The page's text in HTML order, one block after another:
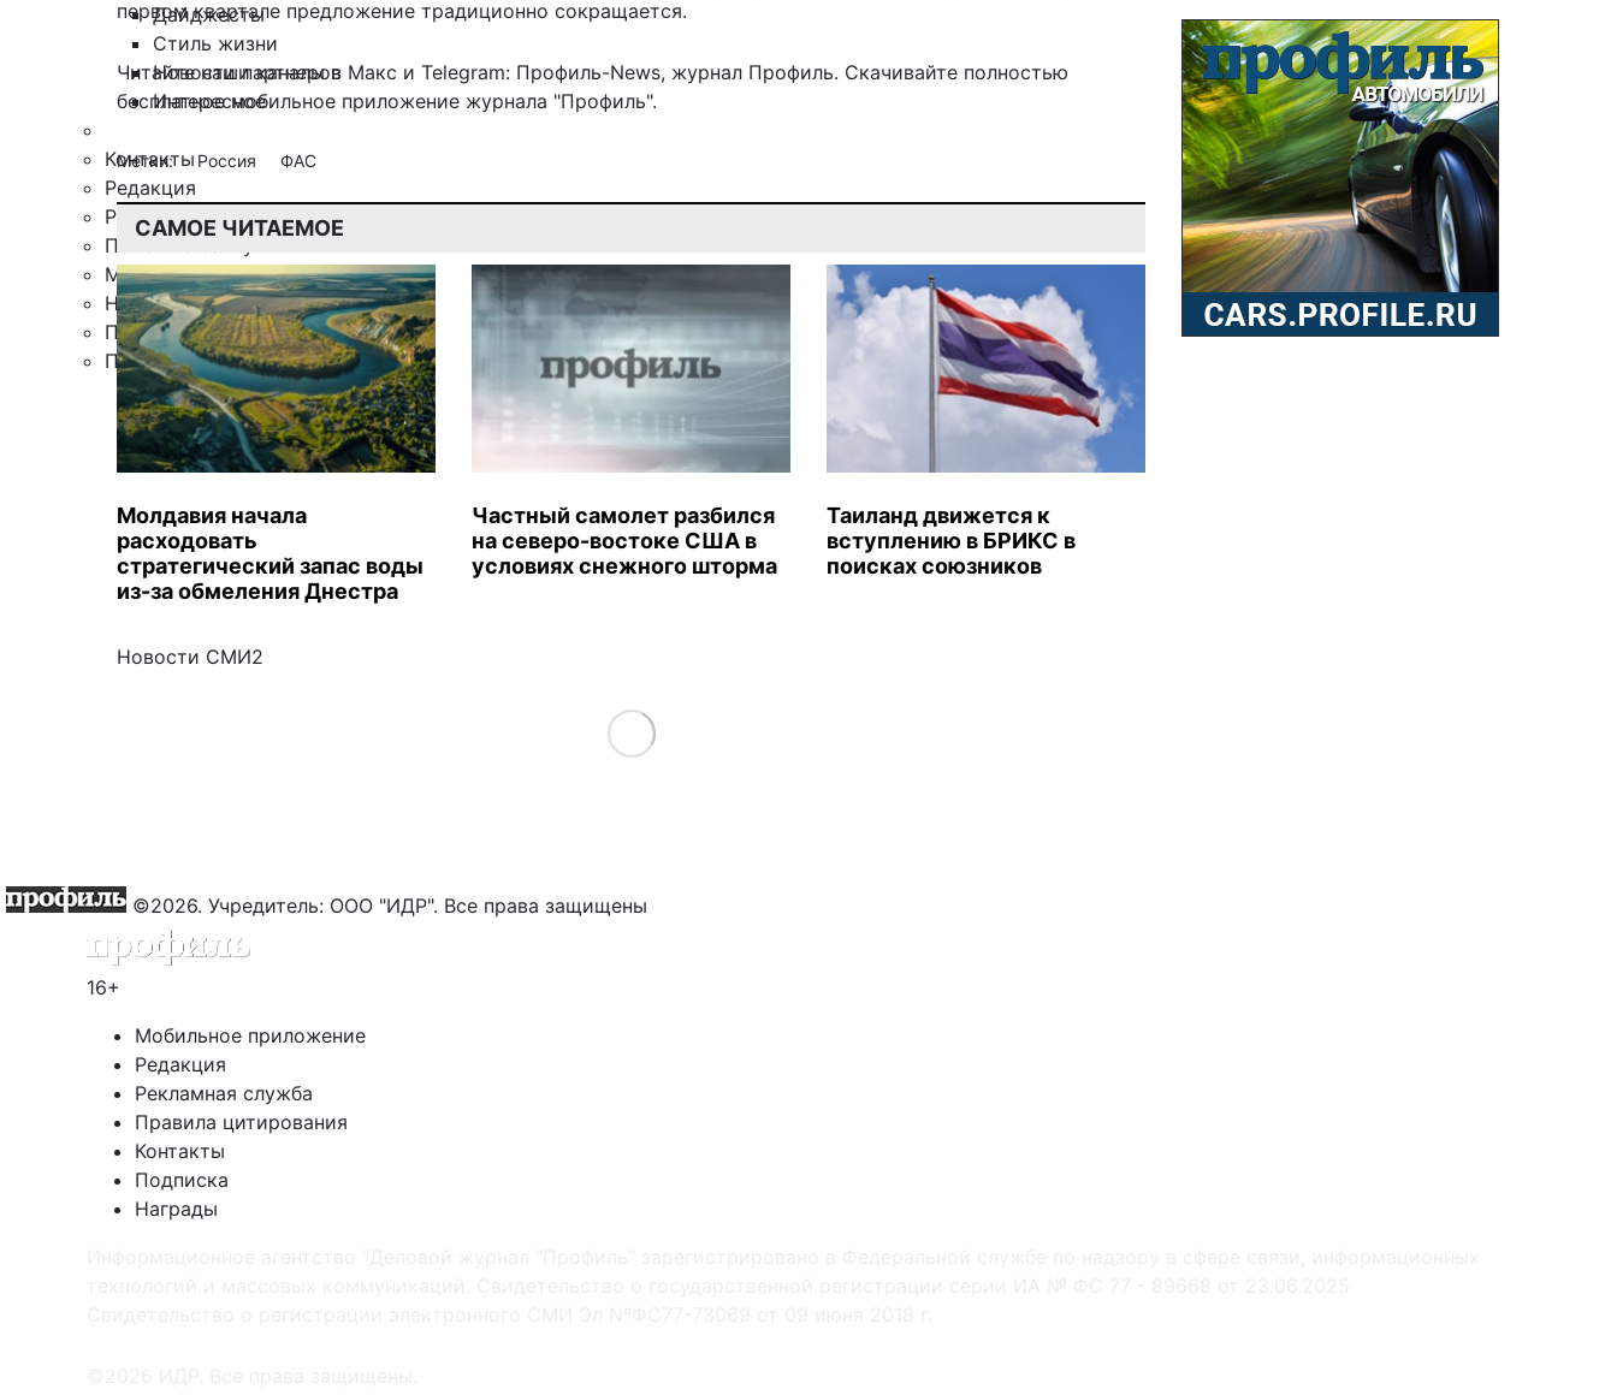
Дайджесты
Стиль жизни
Новости партнеров
Интересное
Контакты
Редакция
Рекламная служба
Поиск по сайту
Мобильное приложение
Награды
Правила цитирования
Подписка
первом квартале предложение традиционно сокращается.
Читайте наши каналы в Макс и Telegram: Профиль-News, журнал Профиль. Скачивайте полностью
бесплатное мобильное приложение журнала "Профиль".
Метки: Россия ФАС
САМОЕ ЧИТАЕМОЕ
Молдавия начала
расходовать
стратегический запас воды
из-за обмеления Днестра
Частный самолет разбился
на северо-востоке США в
условиях снежного шторма
Таиланд движется к
вступлению в БРИКС в
поисках союзников
Новости СМИ2
Load More
©2026. Учредитель: ООО "ИДР". Все права защищены
16+
Мобильное приложение
Редакция
Рекламная служба
Правила цитирования
Контакты
Подписка
Награды